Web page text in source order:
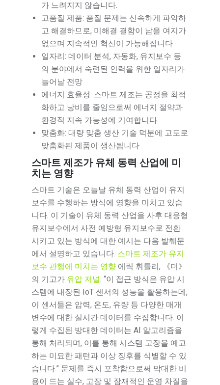
가 느려지지 않습니다.
고품질 제품: 품질 문제는 신속하게 파악하
고 해결하므로, 미해결 결함이 남을 여지가
없으며 지속적인 혁신이 가능해집니다
일자리: 데이터 분석, 자동화, 유지보수 등
의 분야에서 숙련된 인력을 위한 일자리가
늘어날 전망
에너지 효율성: 스마트 제조는 공정을 최적
화하고 낭비를 줄임으로써 에너지 절약과
환경적 지속 가능성에 기여합니다
맞춤화: 대량 맞춤 생산 기술 덕분에 고도로
맞춤화된 제품이 생산됩니다
스마트 제조가 유체 동력 산업에 미
치는 영향
스마트 기술은 오늘날 유체 동력 산업이 유지
보수를 수행하는 방식에 영향을 미치고 있습
니다. 이 기술이 유체 동력 산업을 사후 대응형
유지보수에서 사전 예방형 유지보수로 전환
시키고 있는 방식에 대한 예시는 다음 발췌문
에서 설명하고 있습니다. 스마트 제조가 유지
보수 관행에 미치는 영향 에릭 휘틀리, 《더》
의 기고가 유압 저널. “이 접근 방식은 유압 시
스템에 내장된 IoT 센서의 성능을 활용하는데,
이 센서들은 압력, 온도, 유량 등 다양한 매개
변수에 대한 실시간 데이터를 수집합니다. 이
렇게 수집된 방대한 데이터는 AI 알고리즘을
통해 처리되며, 이를 통해 시스템 고장을 예고
하는 미묘한 패턴과 이상 징후를 식별할 수 있
습니다.” 문제를 즉시 포착함으로써 막대한 비
용이 드는 실수, 고장 및 잠재적인 운영 차질을